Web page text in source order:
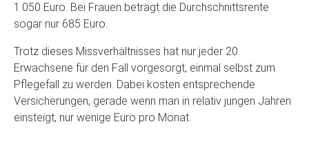
1.050 Euro. Bei Frauen beträgt die Durchschnittsrente
sogar nur 685 Euro.
Trotz dieses Missverhältnisses hat nur jeder 20.
Erwachsene für den Fall vorgesorgt, einmal selbst zum
Pflegefall zu werden. Dabei kosten entsprechende
Versicherungen, gerade wenn man in relativ jungen Jahren
einsteigt, nur wenige Euro pro Monat.